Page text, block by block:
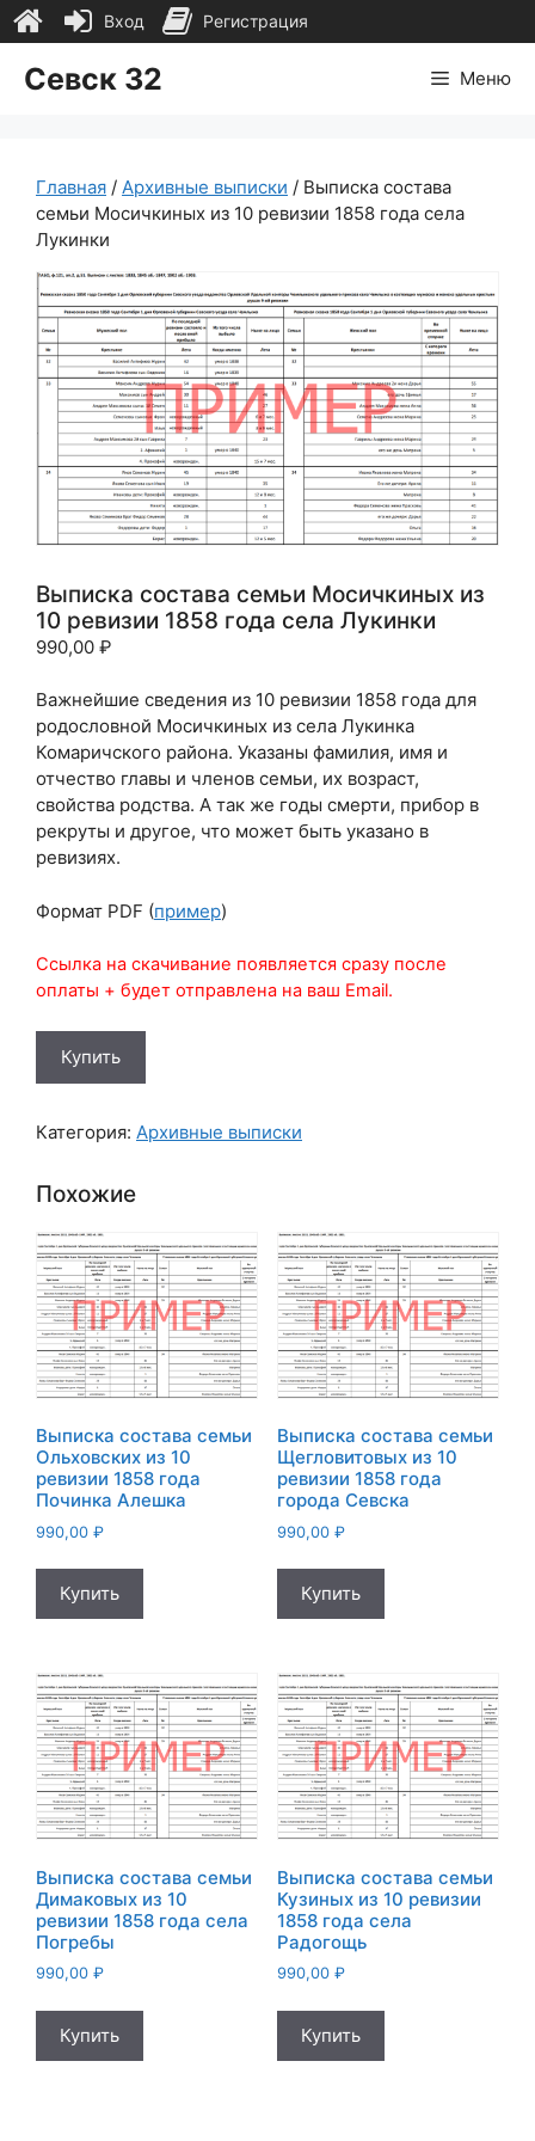
Севск 32 Меню
Главная / Архивные выписки / Выписка состава
семьи Мосичкиных из 10 ревизии 1858 года села
Лукинки
Выписка состава семьи Мосичкиных из
10 ревизии 1858 года села Лукинки
990,00 ₽
Важнейшие сведения из 10 ревизии 1858 года для
родословной Мосичкиных из села Лукинка
Комаричского района. Указаны фамилия, имя и
отчество главы и членов семьи, их возраст,
свойства родства. А так же годы смерти, прибор в
рекруты и другое, что может быть указано в
ревизиях.
Формат PDF (пример)
Ссылка на скачивание появляется сразу после
оплаты + будет отправлена на ваш Email.
товара
состава
семьи
из
ревизии
1858
года
села
Лукинки
Купить
Категория: Архивные выписки
Похожие
Выписка состава семьи
Ольховских из 10
ревизии 1858 года
Починка Алешка
990,00 ₽
Купить
Выписка состава семьи
Щегловитовых из 10
ревизии 1858 года
города Севска
990,00 ₽
Купить
Выписка состава семьи
Димаковых из 10
ревизии 1858 года села
Погребы
990,00 ₽
Купить
Выписка состава семьи
Кузиных из 10 ревизии
1858 года села
Радогощь
990,00 ₽
Купить
Вход Регистрация